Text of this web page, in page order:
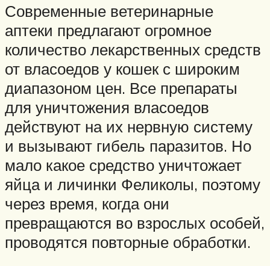
Современные ветеринарные
аптеки предлагают огромное
количество лекарственных средств
от власоедов у кошек с широким
диапазоном цен. Все препараты
для уничтожения власоедов
действуют на их нервную систему
и вызывают гибель паразитов. Но
мало какое средство уничтожает
яйца и личинки Феликолы, поэтому
через время, когда они
превращаются во взрослых особей,
проводятся повторные обработки.